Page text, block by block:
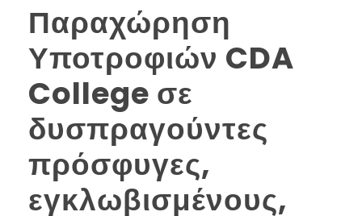
Παραχώρηση
Υποτροφιών CDA
College σε
δυσπραγούντες
πρόσφυγες,
εγκλωβισμένους,